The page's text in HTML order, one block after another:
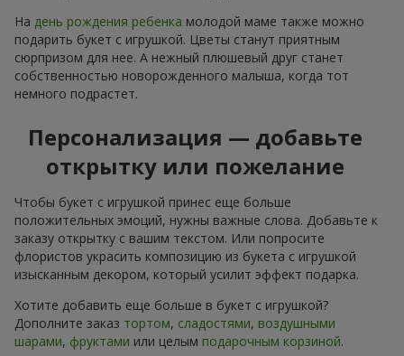
На день рождения ребенка молодой маме также можно
подарить букет с игрушкой. Цветы станут приятным
сюрпризом для нее. А нежный плюшевый друг станет
собственностью новорожденного малыша, когда тот
немного подрастет.
Персонализация — добавьте
открытку или пожелание
Чтобы букет с игрушкой принес еще больше
положительных эмоций, нужны важные слова. Добавьте к
заказу открытку с вашим текстом. Или попросите
флористов украсить композицию из букета с игрушкой
изысканным декором, который усилит эффект подарка.
Хотите добавить еще больше в букет с игрушкой?
Дополните заказ тортом, сладостями, воздушными
шарами, фруктами или целым подарочным корзиной.